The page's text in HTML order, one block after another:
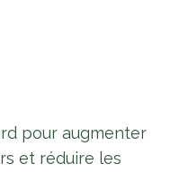
pour augmenter
et réduire les